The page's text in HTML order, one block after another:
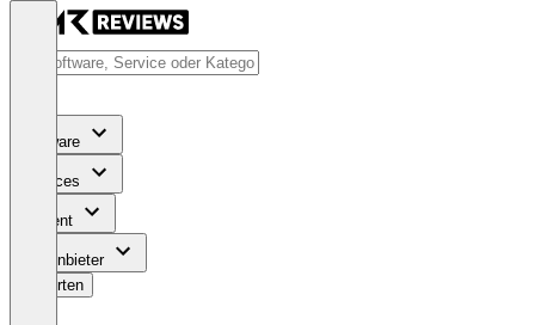
Software
Services
Content
Für Anbieter
Bewerten